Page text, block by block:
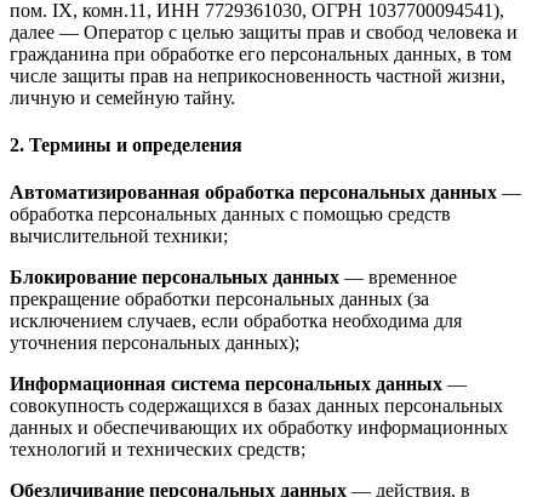
пом. IX, комн.11, ИНН 7729361030, ОГРН 1037700094541),
далее — Оператор с целью защиты прав и свобод человека и
гражданина при обработке его персональных данных, в том
числе защиты прав на неприкосновенность частной жизни,
личную и семейную тайну.
2. Термины и определения
Автоматизированная обработка персональных данных —
обработка персональных данных с помощью средств
вычислительной техники;
Блокирование персональных данных — временное
прекращение обработки персональных данных (за
исключением случаев, если обработка необходима для
уточнения персональных данных);
Информационная система персональных данных —
совокупность содержащихся в базах данных персональных
данных и обеспечивающих их обработку информационных
технологий и технических средств;
Обезличивание персональных данных — действия, в